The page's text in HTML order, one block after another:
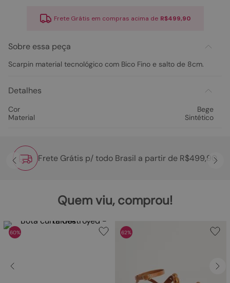
Frete Grátis em compras acima de R$499,90
Sobre essa peça
Scarpin material tecnológico com Bico Fino e salto de 8cm.
Detalhes
Cor
Bege
Material
Sintético
Frete Grátis p/ todo Brasil a partir de R$499,90
Quem viu, comprou!
60% 62%